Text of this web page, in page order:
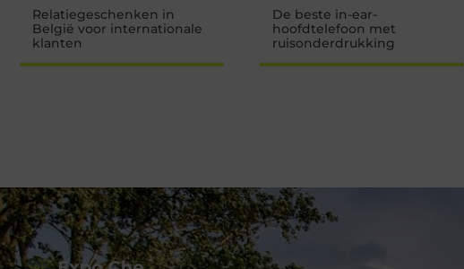
Relatiegeschenken in
België voor internationale
klanten
De beste in-ear-
hoofdtelefoon met
ruisonderdrukking